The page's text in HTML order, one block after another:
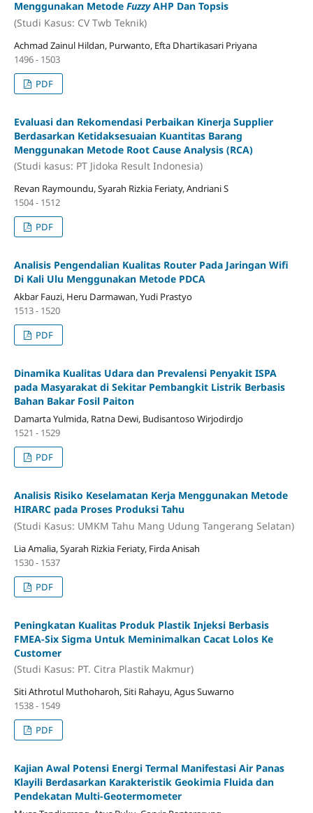
Menggunakan Metode FuzzyAHP Dan Topsis
(Studi Kasus: CV Twb Teknik)
Achmad Zainul Hildan, Purwanto, Efta Dhartikasari Priyana
1496 - 1503
PDF
Evaluasi dan Rekomendasi Perbaikan Kinerja Supplier
Berdasarkan Ketidaksesuaian Kuantitas Barang
Menggunakan Metode Root Cause Analysis (RCA)
(Studi kasus: PT Jidoka Result Indonesia)
Revan Raymoundu, Syarah Rizkia Feriaty, Andriani S
1504 - 1512
PDF
Analisis Pengendalian Kualitas Router Pada Jaringan Wifi
Di Kali Ulu Menggunakan Metode PDCA
Akbar Fauzi, Heru Darmawan, Yudi Prastyo
1513 - 1520
PDF
Dinamika Kualitas Udara dan Prevalensi Penyakit ISPA
pada Masyarakat di Sekitar Pembangkit Listrik Berbasis
Bahan Bakar Fosil Paiton
Damarta Yulmida, Ratna Dewi, Budisantoso Wirjodirdjo
1521 - 1529
PDF
Analisis Risiko Keselamatan Kerja Menggunakan Metode
HIRARC pada Proses Produksi Tahu
(Studi Kasus: UMKM Tahu Mang Udung Tangerang Selatan)
Lia Amalia, Syarah Rizkia Feriaty, Firda Anisah
1530 - 1537
PDF
Peningkatan Kualitas Produk Plastik Injeksi Berbasis
FMEA-Six Sigma Untuk Meminimalkan Cacat Lolos Ke
Customer
(Studi Kasus: PT. Citra Plastik Makmur)
Siti Athrotul Muthoharoh, Siti Rahayu, Agus Suwarno
1538 - 1549
PDF
Kajian Awal Potensi Energi Termal Manifestasi Air Panas
Klayili Berdasarkan Karakteristik Geokimia Fluida dan
Pendekatan Multi-Geotermometer